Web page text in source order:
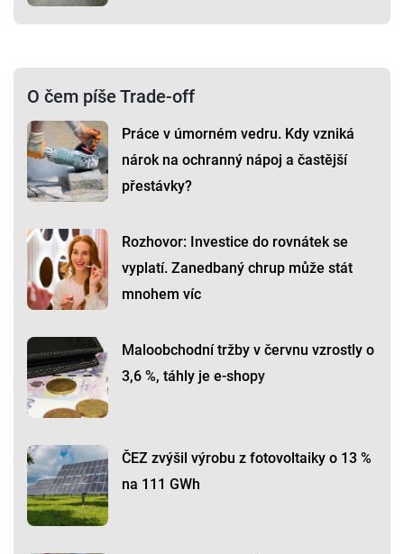
O čem píše Trade-off
Práce v úmorném vedru. Kdy vzniká
nárok na ochranný nápoj a častější
přestávky?
Rozhovor: Investice do rovnátek se
vyplatí. Zanedbaný chrup může stát
mnohem víc
Maloobchodní tržby v červnu vzrostly o
3,6 %, táhly je e-shopy
ČEZ zvýšil výrobu z fotovoltaiky o 13 %
na 111 GWh